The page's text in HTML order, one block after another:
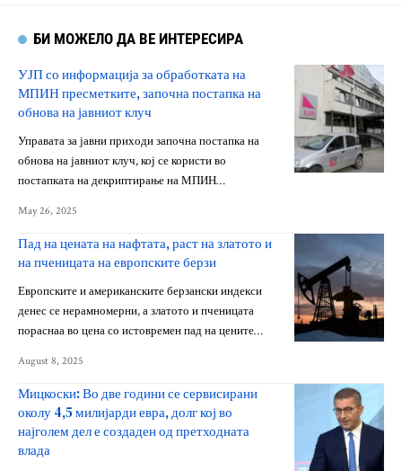
БИ МОЖЕЛО ДА ВЕ ИНТЕРЕСИРА
УЈП со информација за обработката на
МПИН пресметките, започна постапка на
обнова на јавниот клуч
Управата за јавни приходи започна постапка на
обнова на јавниот клуч, кој се користи во
постапката на декриптирање на МПИН…
May 26, 2025
Пад на цената на нафтата, раст на златото и
на пченицата на европските берзи
Европските и американските берзански индекси
денес се нерамномерни, а златото и пченицата
пораснаа во цена со истовремен пад на цените…
August 8, 2025
Мицкоски: Во две години се сервисирани
околу 4,5 милијарди евра, долг кој во
најголем дел е создаден од претходната
влада